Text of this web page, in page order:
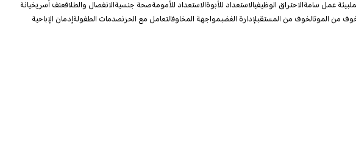
بيئة عمل سامة الاحتراق الوظيفيالاستعداد للأبوة الاستعداد للأمومةصحة جنسية الانفصال والطلاقعنف أسريخيانة
من الموتالخوف من المستقبلإدارة الغضبمواجهة المخاوفالتعامل مع الحزنصدمات الطفولة إدمان الإباحية